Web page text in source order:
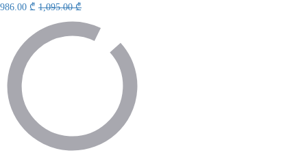
986.00 ₾ 1,095.00 ₾